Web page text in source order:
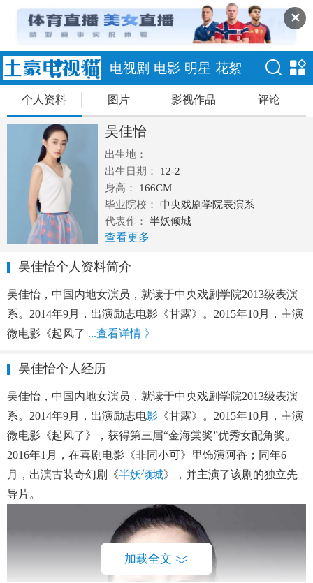
✕
电视剧 电影 明星 花絮
个人资料 图片 影视作品 评论
吴佳怡
出生地：
出生日期：
12-2
身高：
166CM
毕业院校：
中央戏剧学院表演系
代表作：
半妖倾城
查看更多
吴佳怡个人资料简介
吴佳怡，中国内地女演员，就读于中央戏剧学院2013级表演
系。2014年9月，出演励志电影《甘露》。2015年10月，主演
微电影《起风了 ...查看详情 》
吴佳怡个人经历
吴佳怡，中国内地女演员，就读于中央戏剧学院2013级表演
系。2014年9月，出演励志电影 《甘露》。2015年10月，主演
微电影《起风了》，获得第三届“金海棠奖”优秀女配角奖。
2016年1月，在喜剧电影《非同小可》里饰演阿香；同年6
月，出演古装奇幻剧《半妖倾城》，并主演了该剧的独立先
导片。
加载全文